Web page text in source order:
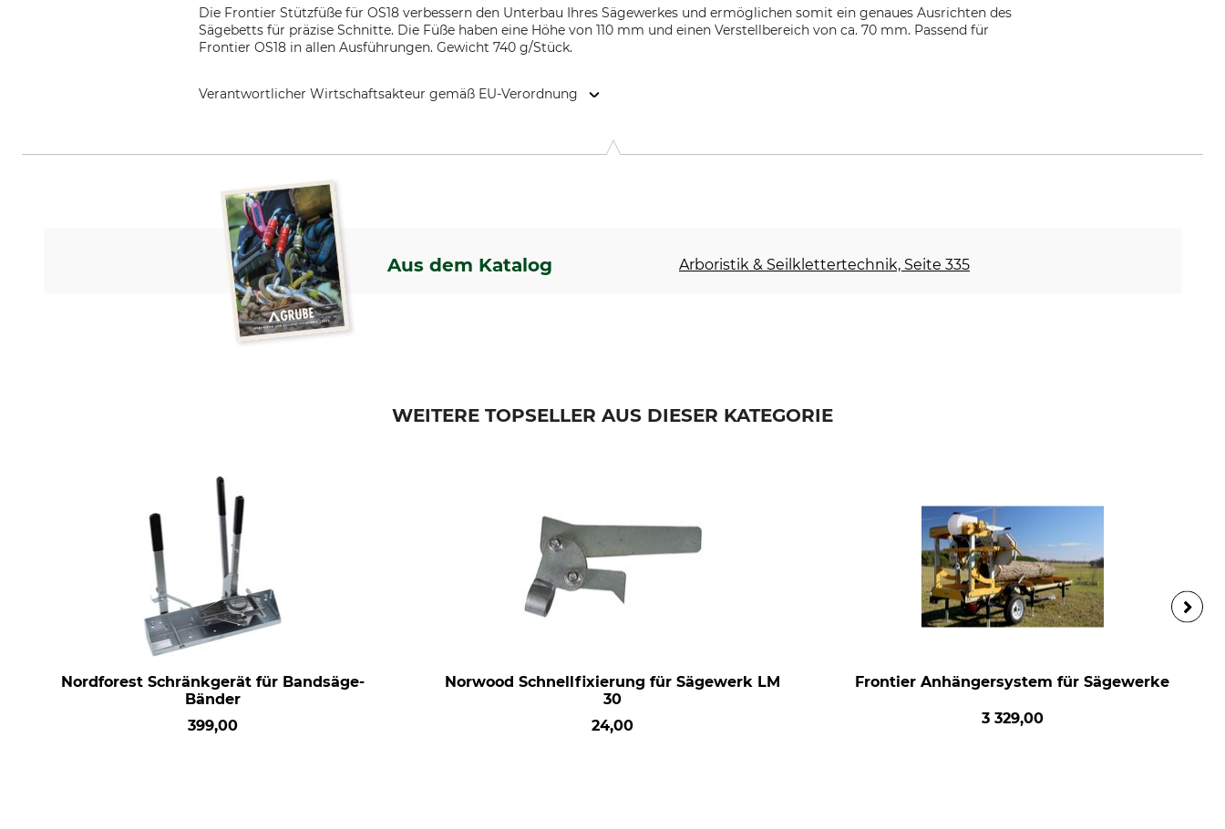
Die Frontier Stützfüße für OS18 verbessern den Unterbau Ihres Sägewerkes und ermöglichen somit ein genaues Ausrichten des
Sägebetts für präzise Schnitte. Die Füße haben eine Höhe von 110 mm und einen Verstellbereich von ca. 70 mm. Passend für
Frontier OS18 in allen Ausführungen. Gewicht 740 g/Stück.
Verantwortlicher Wirtschaftsakteur gemäß EU-Verordnung
Aus dem Katalog Arboristik & Seilklettertechnik, Seite 335
WEITERE TOPSELLER AUS DIESER KATEGORIE
Nordforest Schränkgerät für Bandsäge-
Bänder
399,00
Norwood Schnellfixierung für Sägewerk LM
30
24,00
Frontier Anhängersystem für Sägewerke
3 329,00